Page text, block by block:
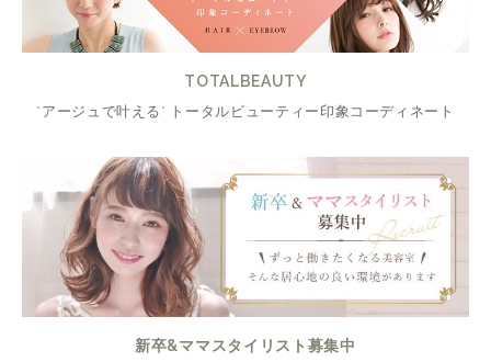
TOTALBEAUTY
"アージュで叶える" トータルビューティー印象コーディネート
新卒&ママスタイリスト募集中